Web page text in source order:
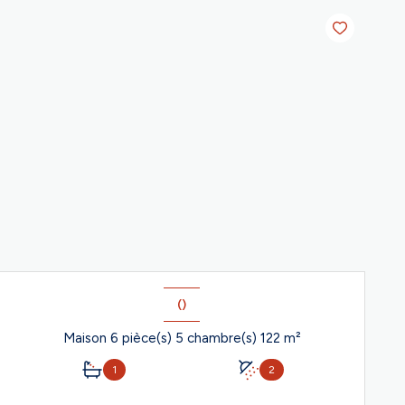
()
Maison 6 pièce(s) 5 chambre(s) 122 m²
1 2